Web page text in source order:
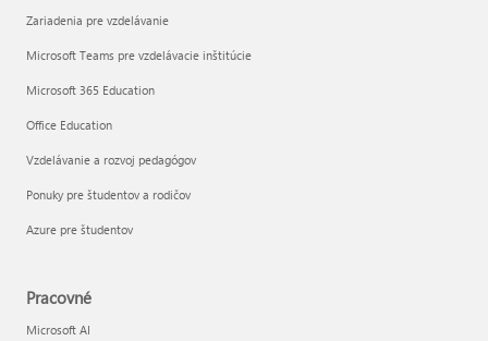
Zariadenia pre vzdelávanie
Microsoft Teams pre vzdelávacie inštitúcie
Microsoft 365 Education
Office Education
Vzdelávanie a rozvoj pedagógov
Ponuky pre študentov a rodičov
Azure pre študentov
Pracovné
Microsoft AI